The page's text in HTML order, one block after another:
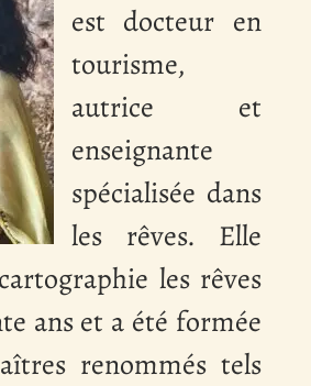
est docteur en
tourisme,
autrice et
enseignante
spécialisée dans
les rêves. Elle
les rêves
ans et a été formée
renommés tels